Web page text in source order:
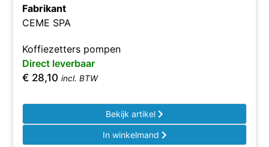
Fabrikant
CEME SPA
Koffiezetters pompen
Direct leverbaar
€ 28,10 incl. BTW
Bekijk artikel
In winkelmand